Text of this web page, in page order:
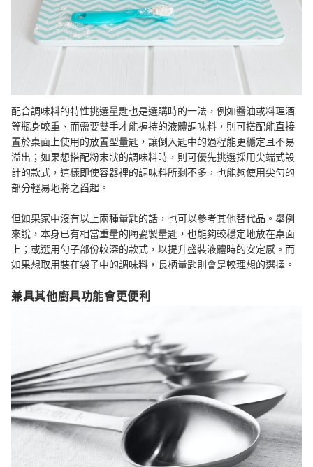
配合調味料的特性挑選量匙也是選購時的一法，例如醬油或料理酒
等瓶身較重、而需要雙手才能握持的液體調味料，則可搭配能直接
置於桌面上使用的放置型量匙，讓倒入匙中的過程能更穩定且不易
溢出；如果想搭配粉末狀的調味料時，則可優先挑選採用尖端式設
計的款式，這樣即使容器裡的調味料所剩不多，也能夠使用尖勺的
部分輕易地將之舀起。
但如果家中沒有以上兩種量匙的話，也可以參考其他替代品。舉例
來說，本身已有相當重量的陶瓷製量匙，也能夠較穩定地放在桌面
上；或選用勺子部份較深的款式，以提升盛裝液體時的安定感。而
如果想取用裝在袋子中的調味料，長柄量匙則會是較理想的選擇。
兼具其他廚具功能會更便利